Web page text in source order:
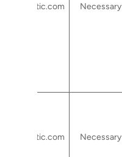
Necessary
gstatic.com
Necessary
gstatic.com